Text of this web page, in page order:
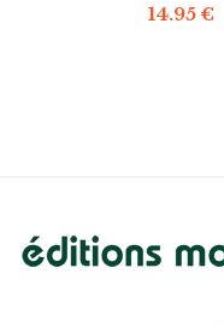
14.95€